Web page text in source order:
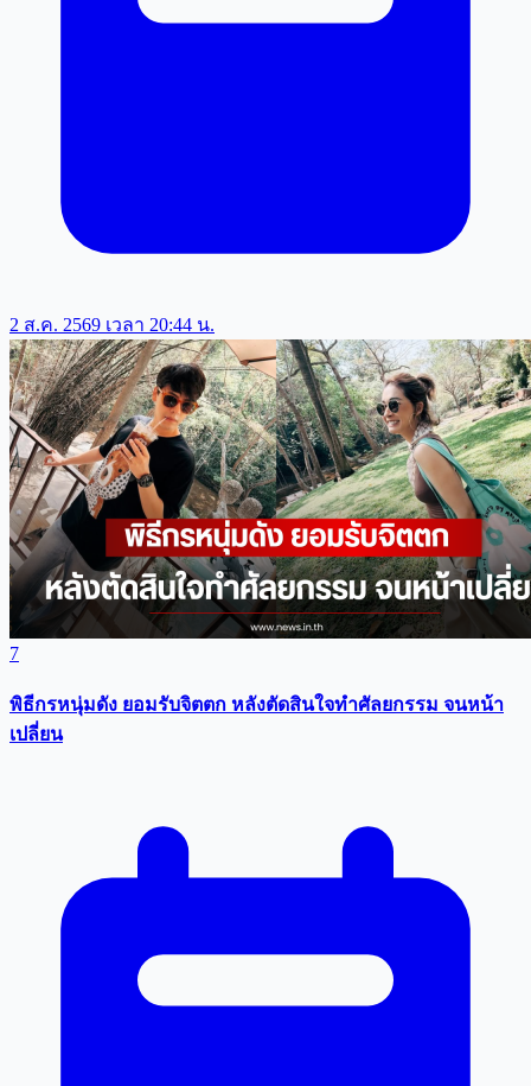
2 ส.ค. 2569 เวลา 20:44 น.
7
พิธีกรหนุ่มดัง ยอมรับจิตตก หลังตัดสินใจทำศัลยกรรม จนหน้า
เปลี่ยน